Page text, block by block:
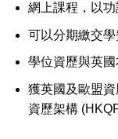
網上課程，以
可以分期繳交學
學位資歷與英
獲英國及歐盟
資歷架構